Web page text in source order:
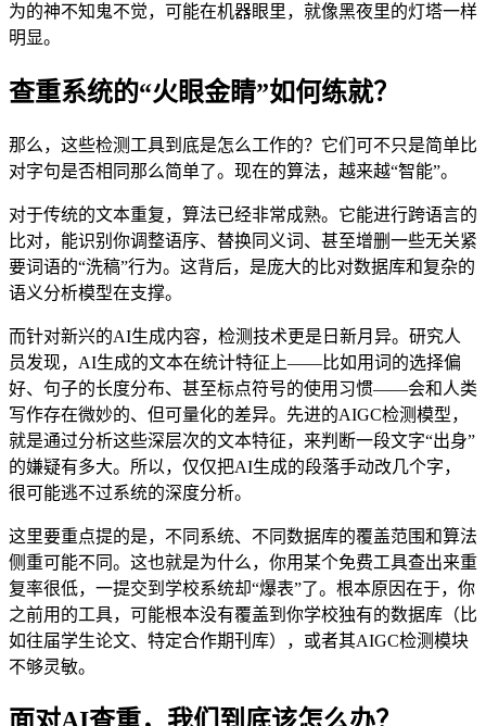
为的神不知鬼不觉，可能在机器眼里，就像黑夜里的灯塔一样
明显。
查重系统的“火眼金睛”如何练就？
那么，这些检测工具到底是怎么工作的？它们可不只是简单比
对字句是否相同那么简单了。现在的算法，越来越“智能”。
对于传统的文本重复，算法已经非常成熟。它能进行跨语言的
比对，能识别你调整语序、替换同义词、甚至增删一些无关紧
要词语的“洗稿”行为。这背后，是庞大的比对数据库和复杂的
语义分析模型在支撑。
而针对新兴的AI生成内容，检测技术更是日新月异。研究人
员发现，AI生成的文本在统计特征上——比如用词的选择偏
好、句子的长度分布、甚至标点符号的使用习惯——会和人类
写作存在微妙的、但可量化的差异。先进的AIGC检测模型，
就是通过分析这些深层次的文本特征，来判断一段文字“出身”
的嫌疑有多大。所以，仅仅把AI生成的段落手动改几个字，
很可能逃不过系统的深度分析。
这里要重点提的是，不同系统、不同数据库的覆盖范围和算法
侧重可能不同。这也就是为什么，你用某个免费工具查出来重
复率很低，一提交到学校系统却“爆表”了。根本原因在于，你
之前用的工具，可能根本没有覆盖到你学校独有的数据库（比
如往届学生论文、特定合作期刊库），或者其AIGC检测模块
不够灵敏。